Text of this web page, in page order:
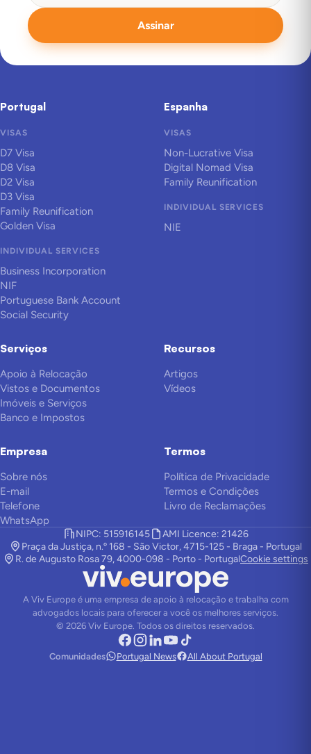
Assinar
Portugal
VISAS
D7 Visa
D8 Visa
D2 Visa
D3 Visa
Family Reunification
Golden Visa
INDIVIDUAL SERVICES
Business Incorporation
NIF
Portuguese Bank Account
Social Security
Espanha
VISAS
Non-Lucrative Visa
Digital Nomad Visa
Family Reunification
INDIVIDUAL SERVICES
NIE
Serviços
Apoio à Relocação
Vistos e Documentos
Imóveis e Serviços
Banco e Impostos
Recursos
Artigos
Vídeos
Empresa
Sobre nós
E-mail
Telefone
WhatsApp
Termos
Política de Privacidade
Termos e Condições
Livro de Reclamações
NIPC: 515916145
AMI Licence: 21426
Praça da Justiça, n.º 168 - São Victor, 4715-125 - Braga - Portugal
R. de Augusto Rosa 79, 4000-098 - Porto - PortugalCookie settings
A Viv Europe é uma empresa de apoio à relocação e trabalha com
advogados locais para oferecer a você os melhores serviços.
© 2026 Viv Europe. Todos os direitos reservados.
Comunidades Portugal News All About Portugal